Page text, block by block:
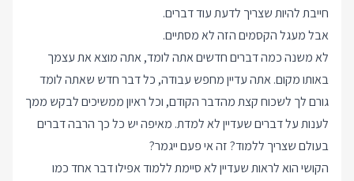
חייבת להיות שצריך לדעת עוד דברים.
אבל מעגל הקסמים הזה לא מסתיים.
לא משנה כמה דברים חדשים אתה לומד, אתה מוצא את עצמך
באותו מקום. אתה עדיין מחפש עבודה, כל דבר חדש שאתה לומד
גורם לך לשכוח קצת מהדבר הקודם, וכל ראיון ממשיכים לבקש ממך
לענות על דברים שעדיין לא למדת. מאיפה יש כל כך הרבה דברים
בעולם שצריך ללמוד? זה אי פעם ייגמר?
הקושי הוא לראות שעדיין לא סיימת ללמוד אפילו דבר אחד כמו